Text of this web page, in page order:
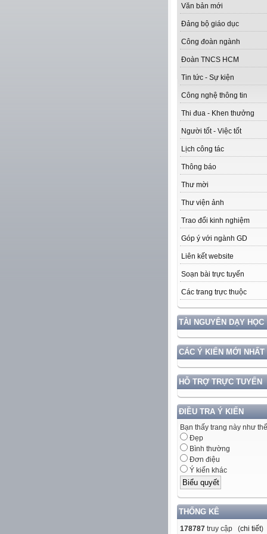
Văn bản mới
Đảng bộ giáo dục
Công đoàn ngành
Đoàn TNCS HCM
Tin tức - Sự kiện
Công nghệ thông tin
Thi đua - Khen thưởng
Người tốt - Việc tốt
Lịch công tác
Thông báo
Thư mời
Thư viện ảnh
Trao đổi kinh nghiệm
Góp ý với ngành GD
Liên kết website
Soạn bài trực tuyến
Các trang trực thuộc
TÀI NGUYÊN DẠY HỌC
CÁC Ý KIẾN MỚI NHẤT
HỖ TRỢ TRỰC TUYẾN
ĐIỀU TRA Ý KIẾN
Bạn thấy trang này như
Đẹp
Bình thường
Đơn điệu
Ý kiến khác
THỐNG KÊ
178787 truy cập (chi tiết)